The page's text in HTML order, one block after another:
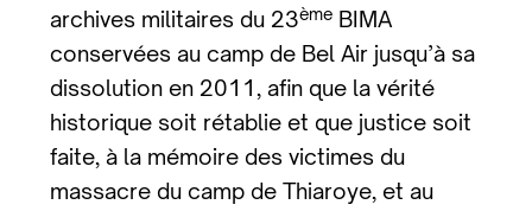
archives militaires du 23èmeBIMA
conservées au camp de Bel Air jusqu’à sa
dissolution en 2011, afin que la vérité
historique soit rétablie et que justice soit
faite, à la mémoire des victimes du
massacre du camp de Thiaroye, et au